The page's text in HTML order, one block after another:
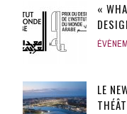
«
LE